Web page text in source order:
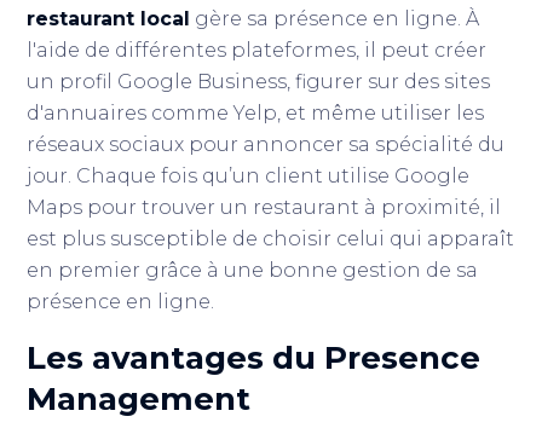
restaurant local gère sa présence en ligne. À
l'aide de différentes plateformes, il peut créer
un profil Google Business, figurer sur des sites
d'annuaires comme Yelp, et même utiliser les
réseaux sociaux pour annoncer sa spécialité du
jour. Chaque fois qu’un client utilise Google
Maps pour trouver un restaurant à proximité, il
est plus susceptible de choisir celui qui apparaît
en premier grâce à une bonne gestion de sa
présence en ligne.
Les avantages du Presence
Management